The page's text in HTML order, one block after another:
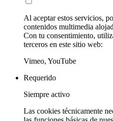
Al aceptar estos servicios,
contenidos multimedia
Con tu consentimiento,
terceros en este sitio web:
Vimeo, YouTube
Requerido
Siempre activo
Las cookies técnicamente